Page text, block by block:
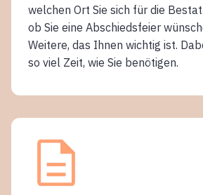
welchen Ort Sie sich für die
ob Sie eine Abschiedsfeier
Weitere, das Ihnen wichtig ist.
so viel Zeit, wie Sie benötigen.